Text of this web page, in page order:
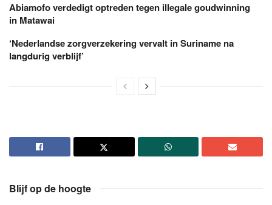
Abiamofo verdedigt optreden tegen illegale goudwinning
in Matawai
‘Nederlandse zorgverzekering vervalt in Suriname na
langdurig verblijf’
Blijf op de hoogte